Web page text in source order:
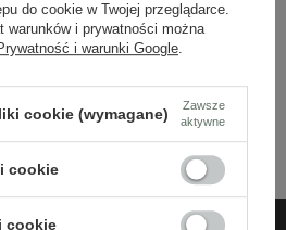
108 464
do cookie w Twojej przeglądarce.
warunków i prywatności można
i warunki Google.
cookie (wymagane)
Zawsze
aktywne
cookie
cookie